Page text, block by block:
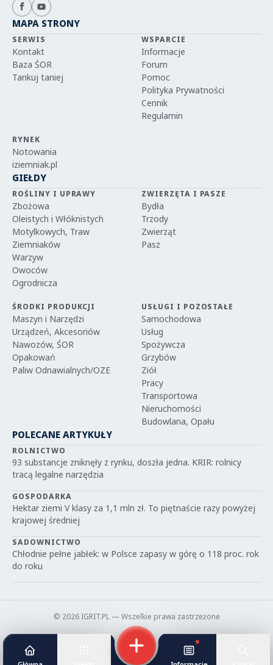
MAPA STRONY
SERWIS
Kontakt
Baza ŚOR
Tankuj taniej
WSPARCIE
Informacje
Forum
Pomoc
Polityka Prywatności
Cennik
Regulamin
RYNEK
Notowania
iziemniak.pl
GIEŁDY
ROŚLINY I UPRAWY
Zbożowa
Oleistych i Włóknistych
Motylkowych, Traw
Ziemniaków
Warzyw
Owoców
Ogrodnicza
ZWIERZĘTA I PASZE
Bydła
Trzody
Zwierząt
Pasz
ŚRODKI PRODUKCJI
Maszyn i Narzędzi
Urządzeń, Akcesoriów
Nawozów, ŚOR
Opakowań
Paliw Odnawialnych/OZE
USŁUGI I POZOSTAŁE
Samochodowa
Usług
Spożywcza
Grzybów
Ziół
Pracy
Transportowa
Nieruchomości
Budowlana, Opału
POLECANE ARTYKUŁY
ROLNICTWO
93 substancje zniknęły z rynku, doszła jedna. KRIR: rolnicy
tracą legalne narzędzia
GOSPODARKA
Hektar ziemi V klasy za 1,1 mln zł. To piętnaście razy powyżej
krajowej średniej
SADOWNICTWO
Chłodnie pełne jabłek: w Polsce zapasy w górę o 118 proc. rok
do roku
© 2026 IGRIT.PL — Wszelkie prawa zastrzeżone